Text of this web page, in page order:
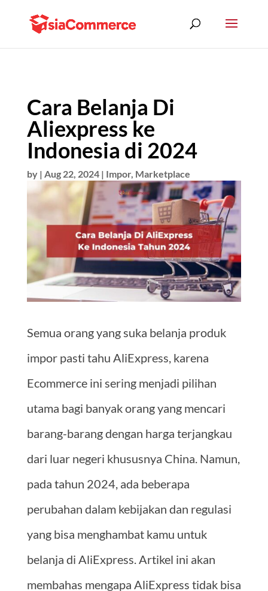
Cara Belanja Di
Aliexpress ke
Indonesia di 2024
by | Aug 22, 2024| Impor, Marketplace
Semua orang yang suka belanja produk
impor pasti tahu AliExpress, karena
Ecommerce ini sering menjadi pilihan
utama bagi banyak orang yang mencari
barang-barang dengan harga terjangkau
dari luar negeri khususnya China. Namun,
pada tahun 2024, ada beberapa
perubahan dalam kebijakan dan regulasi
yang bisa menghambat kamu untuk
belanja di AliExpress. Artikel ini akan
membahas mengapa AliExpress tidak bisa